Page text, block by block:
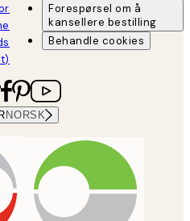
Forespørsel om å
kansellere bestilling
Behandle cookies
NORSK